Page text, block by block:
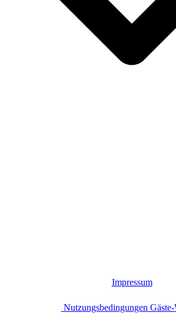
Impressum
Nutzungsbedingungen